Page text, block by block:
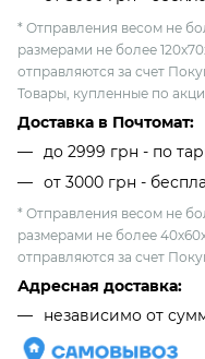
* Отправления весом не
размерами не более
отправляются за счет
Товары, купленные по
Доставка в Почтомат:
до 2999 грн - по
от 3000 грн -
* Отправления весом не
размерами не более
отправляются за счет
Адресная доставка:
независимо от